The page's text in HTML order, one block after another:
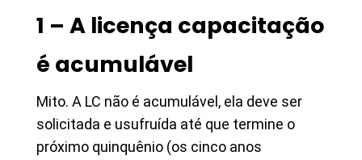
1 – A licença capacitação
é acumulável
Mito. A LC não é acumulável, ela deve ser
solicitada e usufruída até que termine o
próximo quinquênio (os cinco anos